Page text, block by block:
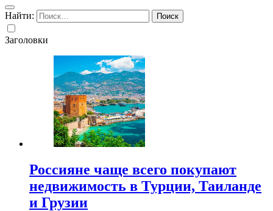
Найти:
Заголовки
Россияне чаще всего покупают
недвижимость в Турции, Таиланде
и Грузии